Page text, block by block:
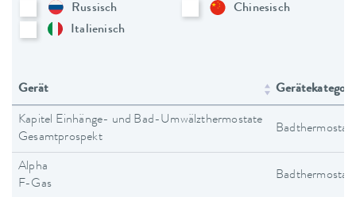
Russisch
Chinesisch
Italienisch
Gerät
Kapitel Einhänge- und Bad-Umwälzthermostate
Gesamtprospekt
Alpha
F-Gas